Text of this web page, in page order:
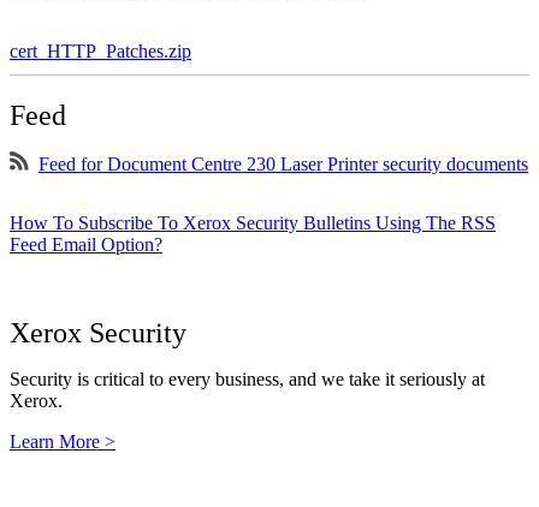
cert_HTTP_Patches.zip
Feed
Feed for Document Centre 230 Laser Printer security documents
How To Subscribe To Xerox Security Bulletins Using The RSS
Feed Email Option?
Xerox Security
Security is critical to every business, and we take it seriously at
Xerox.
Learn More >